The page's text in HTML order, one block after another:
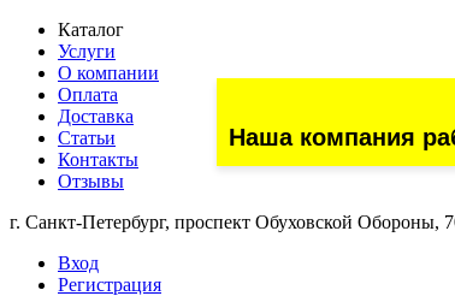
Каталог
Услуги
О компании
Оплата
Доставка
Статьи
Контакты
Отзывы
г. Санкт-Петербург, проспект Обуховской Обороны,
Вход
Регистрация
Наша компания